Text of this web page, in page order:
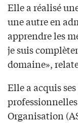
Elle a réalisé
une autre en
apprendre les
je suis
domaine»,
Elle a acquis
Organisation